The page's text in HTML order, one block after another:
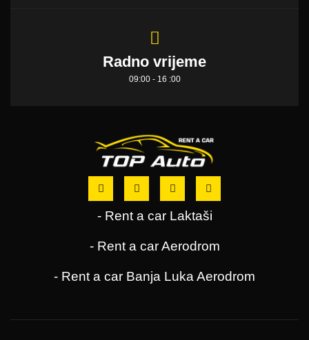
Radno vrijeme
09:00 - 16 :00
- Rent a car Laktaši
- Rent a car Aerodrom
- Rent a car Banja Luka Aerodrom